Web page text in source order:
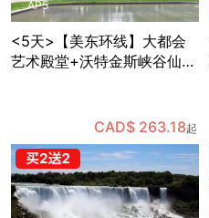
AP5
<5天>【美东环线】大都会
艺术殿堂+沃特金斯峡谷仙境
CAD$ 263.18起